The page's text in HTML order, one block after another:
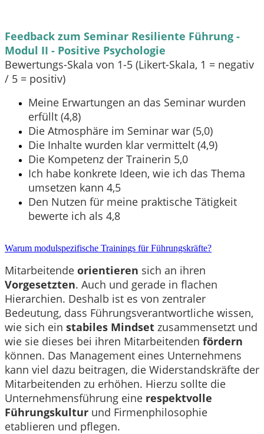
Feedback zum Seminar Resiliente Führung -
Modul II - Positive Psychologie
Bewertungs-Skala von 1-5 (Likert-Skala, 1 = negativ
/ 5 = positiv)
Meine Erwartungen an das Seminar wurden
erfüllt (4,8)
Die Atmosphäre im Seminar war (5,0)
Die Inhalte wurden klar vermittelt (4,9)
Die Kompetenz der Trainerin 5,0
Ich habe konkrete Ideen, wie ich das Thema
umsetzen kann 4,5
Den Nutzen für meine praktische Tätigkeit
bewerte ich als 4,8
Warum modulspezifische Trainings für Führungskräfte?
Mitarbeitende orientieren sich an ihren
Vorgesetzten. Auch und gerade in flachen
Hierarchien. Deshalb ist es von zentraler
Bedeutung, dass Führungsverantwortliche wissen,
wie sich ein stabiles Mindset zusammensetzt und
wie sie dieses bei ihren Mitarbeitenden fördern
können. Das Management eines Unternehmens
kann viel dazu beitragen, die Widerstandskräfte der
Mitarbeitenden zu erhöhen. Hierzu sollte die
Unternehmensführung eine respektvolle
Führungskultur und Firmenphilosophie
etablieren und pflegen.